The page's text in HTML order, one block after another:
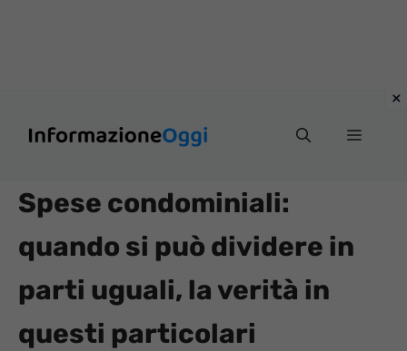
Menu
Spese condominiali:
quando si può dividere in
parti uguali, la verità in
questi particolari